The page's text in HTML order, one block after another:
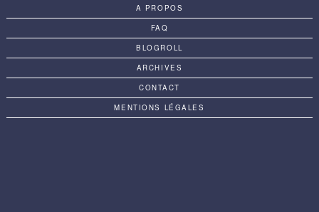
A PROPOS
FAQ
BLOGROLL
ARCHIVES
CONTACT
MENTIONS LÉGALES